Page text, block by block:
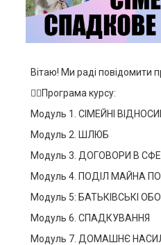
Вітаю! Ми раді повідомити
👩‍⚖️Програма курсу:
Модуль 1. СІМЕЙНІ
Модуль 2. ШЛЮБ
Модуль 3. ДОГОВОРИ В
Модуль 4. ПОДІЛ МАЙНА
Модуль 5: БАТЬКІВСЬКІ
Модуль 6. СПАДКУВАННЯ
Модуль 7. ДОМАШНЄ